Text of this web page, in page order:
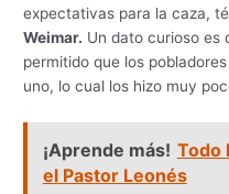
expectativas para la caza,
Weimar. Un dato curioso es
permitido que los
uno, lo cual los hizo muy
¡Aprende más! Todo
el Pastor Leonés